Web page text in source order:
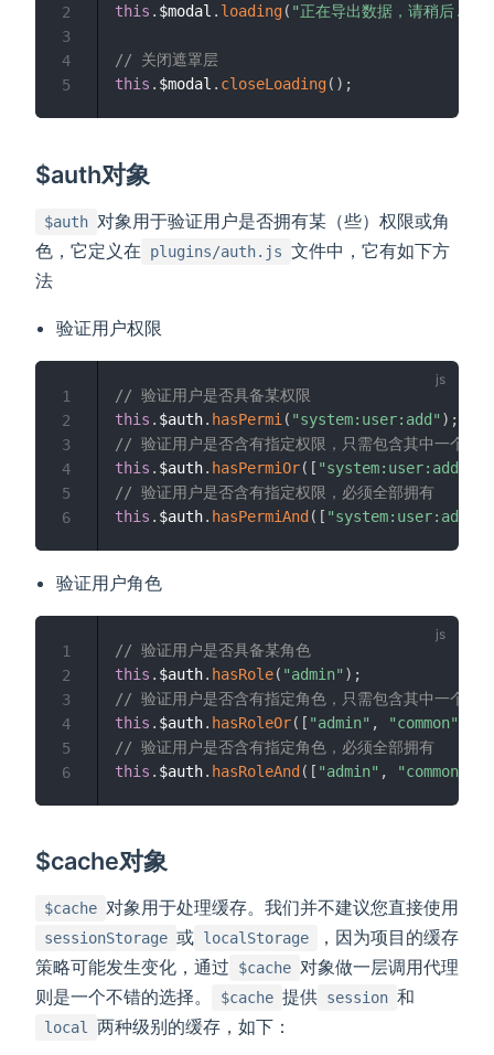
this . $modal . loading( "正在导出数据，请稍后..."
// 关闭遮罩层
this . $modal . closeLoading( ) ;
2
3
4
5
$auth对象
$auth 对象用于验证用户是否拥有某（些）权限或角
色，它定义在
plugins/auth.js 文件中，它有如下方
法
验证用户权限
// 验证用户是否具备某权限
this . $auth. hasPermi ( "system:user:add" ) ;
// 验证用户是否含有指定权限，只需包含其中一个
this . $auth. hasPermiOr( [ "system:user:add"
// 验证用户是否含有指定权限，必须全部拥有
this . $auth. hasPermiAnd( [ "system:user:add"
1
2
3
4
5
6
验证用户角色
// 验证用户是否具备某角色
this . $auth. hasRole( "admin" ) ;
// 验证用户是否含有指定角色，只需包含其中一个
this . $auth. hasRoleOr( [ "admin" , "common"
// 验证用户是否含有指定角色，必须全部拥有
this . $auth. hasRoleAnd( [ "admin" , "common"
1
2
3
4
5
6
$cache对象
$cache 对象用于处理缓存。我们并不建议您直接使用
sessionStorage 或 localStorage
，因为项目的缓存
策略可能发生变化，通过
$cache 对象做一层调用代理
则是一个不错的选择。
$cache 提供 session 和
local 两种级别的缓存，如下：